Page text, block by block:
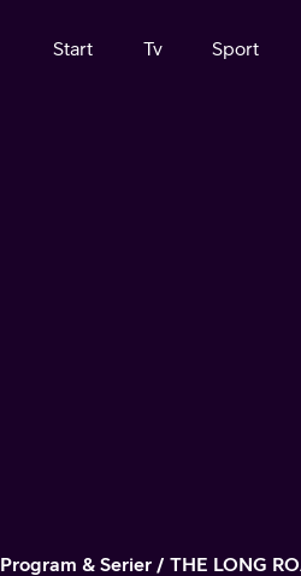
Start Tv Sport
Program & Serier THE LONG